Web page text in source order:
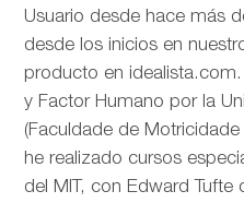
Usuario desde hace más
desde los inicios en
producto en
y Factor Humano por la
(Faculdade de
he realizado cursos
del MIT, con Edward Tufte